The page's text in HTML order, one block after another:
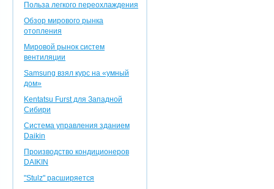
Польза легкого переохлаждения
Обзор мирового рынка
отопления
Мировой рынок систем
вентиляции
Samsung взял курс на «умный
дом»
Kentatsu Furst для Западной
Сибири
Система управления зданием
Daikin
Производство кондиционеров
DAIKIN
"Stulz" расширяется